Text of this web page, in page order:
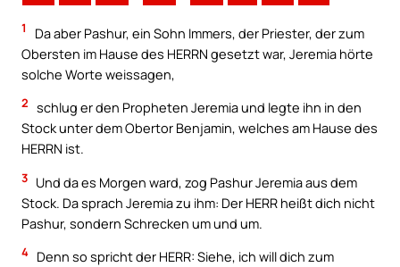
1
Da aber Pashur, ein Sohn Immers, der Priester, der zum
Obersten im Hause des HERRN gesetzt war, Jeremia hörte
solche Worte weissagen,
2 schlug er den Propheten Jeremia und legte ihn in den
Stock unter dem Obertor Benjamin, welches am Hause des
HERRN ist.
3 Und da es Morgen ward, zog Pashur Jeremia aus dem
Stock. Da sprach Jeremia zu ihm: Der HERR heißt dich nicht
Pashur, sondern Schrecken um und um.
4 Denn so spricht der HERR: Siehe, ich will dich zum